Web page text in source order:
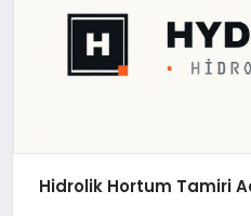
Hidrolik Hortum Tamiri